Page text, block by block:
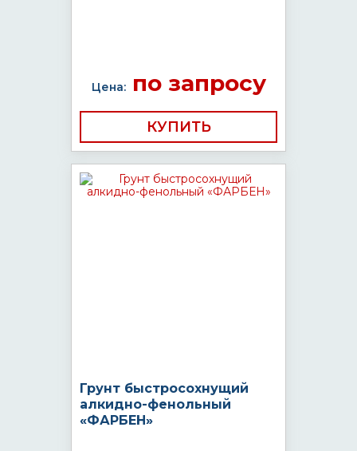
Цена:по запросу
КУПИТЬ
Грунт быстросохнущий
алкидно-фенольный
«ФАРБЕН»